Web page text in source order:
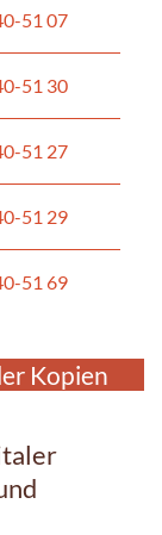
51 07
51 30
51 27
51 29
51 69
Kopien